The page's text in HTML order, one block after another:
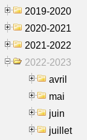
2019-2020
2020-2021
2021-2022
2022-2023
avril
mai
juin
juillet